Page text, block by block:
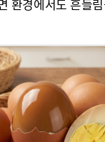
경에서도 흔들